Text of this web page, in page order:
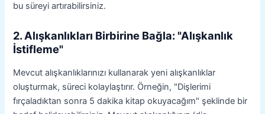
bu süreyi artırabilirsiniz.
2. Alışkanlıkları Birbirine Bağla: "Alışkanlık
İstifleme"
Mevcut alışkanlıklarınızı kullanarak yeni alışkanlıklar
oluşturmak, süreci kolaylaştırır. Örneğin, "Dişlerimi
fırçaladıktan sonra 5 dakika kitap okuyacağım" şeklinde bir